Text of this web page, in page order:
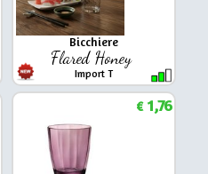
Bicchiere
Flared Honey
Import T
€1,76